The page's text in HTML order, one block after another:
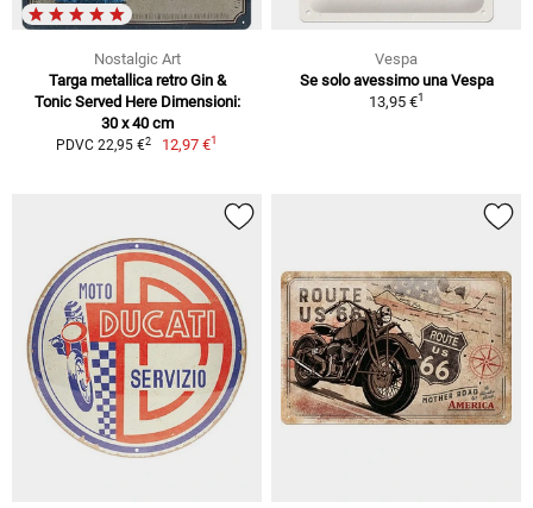
Nostalgic Art
Targa metallica retro Gin &
Tonic Served Here Dimensioni:
30 x 40 cm
PDVC 22,95 €2 12,97 €1
Vespa
Se solo avessimo una Vespa
13,95 €1